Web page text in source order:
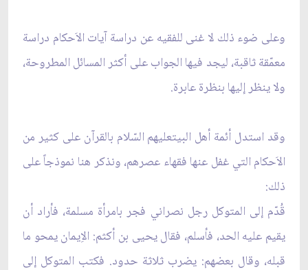
وعلى ضوء ذلك لا غنى للفقيه عن دراسة آيات الاَحكام دراسة
معمّقة ثاقبة، ليجد فيها الجواب على أكثر المسائل المطروحة،
ولا ينظر إليها بنظرة عابرة.
وقد استدل أئمة أهل البيتعليهم السّلام بالقرآن على كثير من
الاَحكام التي غفل عنها فقهاء عصرهم، ونذكر هنا نموذجاً على
ذلك:
قُدّم إلى المتوكل رجل نصراني فجر بامرأة مسلمة، فأراد أن
يقيم عليه الحد، فأسلم، فقال يحيى بن أكثم: الاِيمان يمحو ما
قبله، وقال بعضهم: يضرب ثلاثة حدود. فكتب المتوكل إلى